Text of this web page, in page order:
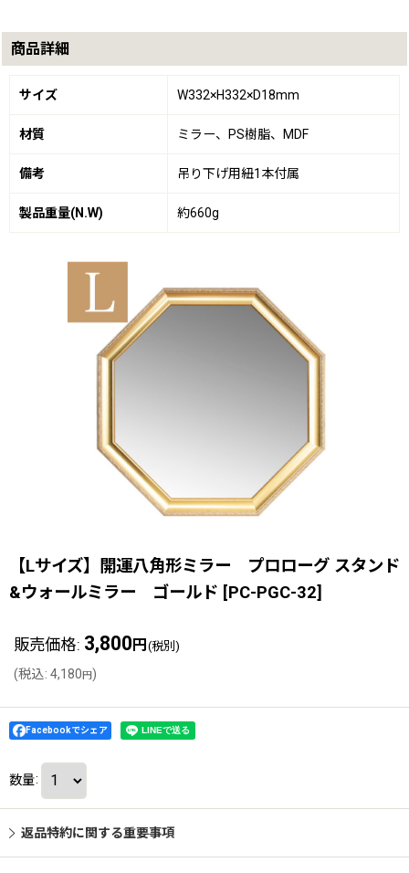
商品詳細
サイズ W332×H332×D18mm
材質 ミラー、PS樹脂、MDF
備考 吊り下げ用紐1本付属
製品重量(N.W) 約660g
【Lサイズ】開運八角形ミラー プロローグ スタンド
&ウォールミラー ゴールド [PC-PGC-32]
販売価格: 3,800 円 (税別)
(税込: 4,180円)
Facebookでシェア
数量:
返品特約に関する重要事項